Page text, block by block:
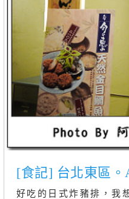
[食記] 台北東區。
好吃的日式炸豬排，我